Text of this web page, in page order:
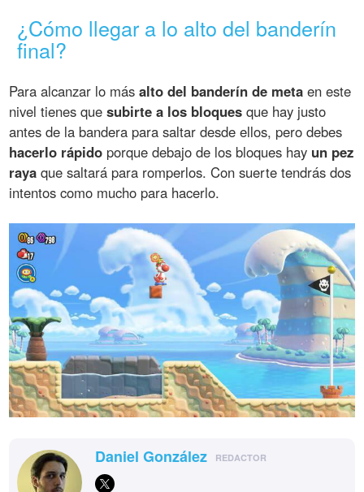
¿Cómo llegar a lo alto del banderín
final?
Para alcanzar lo másalto del banderín de meta en este
nivel tienes quesubirte a los bloques que hay justo
antes de la bandera para saltar desde ellos, pero debes
hacerlo rápido porque debajo de los bloques hay un pez
raya que saltará para romperlos. Con suerte tendrás dos
intentos como mucho para hacerlo.
Daniel González REDACTOR